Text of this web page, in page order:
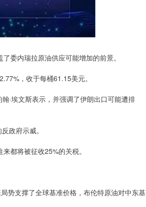
委内瑞拉原油供应可能增加的前景。
，收于每桶61.15美元。
·埃文斯表示，并强调了伊朗出口可能遭排
政府示威。
都将被征收25%的关税。
支撑了全球基准价格，布伦特原油对中东基